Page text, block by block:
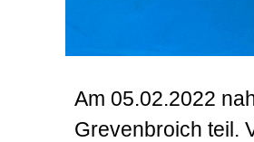
Am 05.02.2022
Grevenbroich teil.